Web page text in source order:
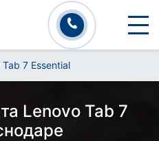
Tab 7 Essential
Lenovo Tab 7